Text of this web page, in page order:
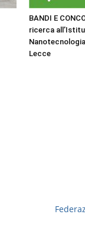
BANDI E
ricerca
Lecce